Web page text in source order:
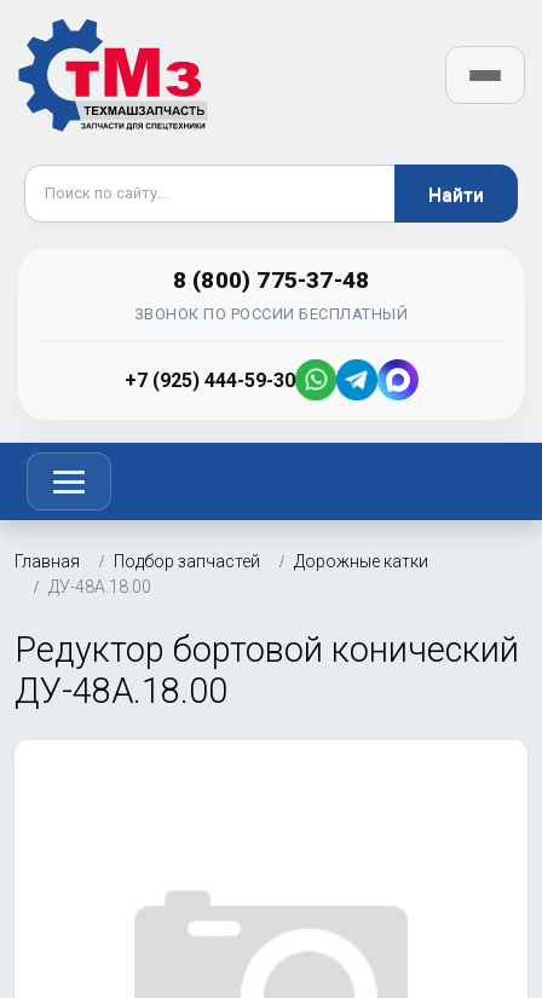
8 (800) 775-37-48
ЗВОНОК ПО РОССИИ БЕСПЛАТНЫЙ
+7 (925) 444-59-30
Главная Подбор запчастей
Дорожные катки
ДУ-48А.18.00
Редуктор бортовой конический
ДУ-48А.18.00